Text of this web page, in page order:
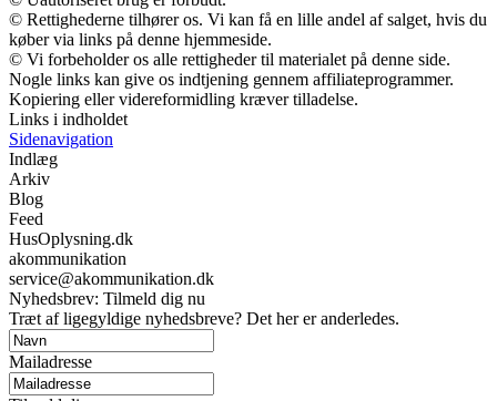
© Rettighederne tilhører os. Vi kan få en lille andel af salget, hvis du
køber via links på denne hjemmeside.
© Vi forbeholder os alle rettigheder til materialet på denne side.
Nogle links kan give os indtjening gennem affiliateprogrammer.
Kopiering eller videreformidling kræver tilladelse.
Links i indholdet
Sidenavigation
Indlæg
Arkiv
Blog
Feed
HusOplysning.dk
akommunikation
service@akommunikation.dk
Nyhedsbrev: Tilmeld dig nu
Træt af ligegyldige nyhedsbreve? Det her er anderledes.
Mailadresse